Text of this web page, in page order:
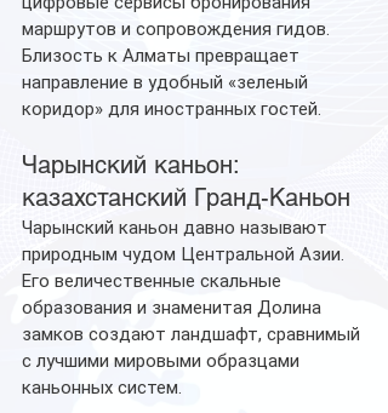
маршрутов и сопровождения гидов.
Близость к Алматы превращает
направление в удобный «зеленый
коридор» для иностранных гостей.
Чарынский каньон:
казахстанский Гранд-Каньон
Чарынский каньон давно называют
природным чудом Центральной Азии.
Его величественные скальные
образования и знаменитая Долина
замков создают ландшафт, сравнимый
с лучшими мировыми образцами
каньонных систем.